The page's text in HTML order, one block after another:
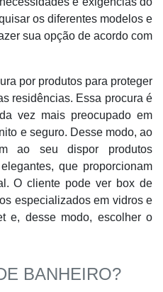
os diferentes modelos e
sua opção de acordo com
por produtos para proteger
residências. Essa procura é
vez mais preocupado em
e seguro. Desse modo, ao
ao seu dispor produtos
que proporcionam
O cliente pode ver box de
especializados em vidros e
e, desse modo, escolher o
BANHEIRO?